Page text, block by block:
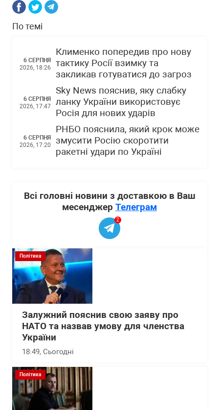
По темі
6 СЕРПНЯ
2026, 18:26
Клименко попередив про нову
тактику Росії взимку та
закликав готуватися до загроз
6 СЕРПНЯ
2026, 17:47
Sky News пояснив, яку слабку
ланку України використовує
Росія для нових ударів
6 СЕРПНЯ
2026, 17:20
РНБО пояснила, який крок може
змусити Росію скоротити
ракетні удари по Україні
Всі головні новини з доставкою в Ваш
месенджер Телеграм
2
Політика
Залужний пояснив свою заяву про
НАТО та назвав умову для членства
України
18:49, Сьогодні
Політика